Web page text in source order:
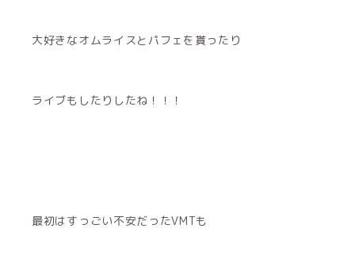
大好きなオムライスとパフェを貰ったり
ライブもしたりしたね！！！
最初はすっごい不安だったVMTも